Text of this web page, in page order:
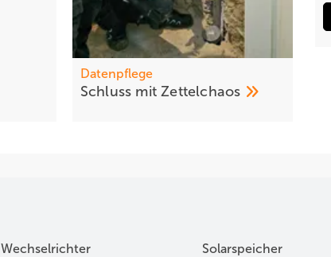
Datenpflege
Schluss mitZettelchaos
Wechselrichter Solarspeicher